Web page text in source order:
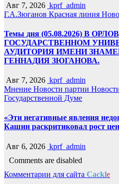
Авг 7, 2026 kprf_admin
Г.А.Зюганов Красная линия
Темы дня (05.08.2026) В
ГОСУДАРСТВЕННОМ
АУДИТОРИЯ ИМЕНИ
ГЕННАДИЯ ЗЮГАНОВА.
Авг 7, 2026 kprf_admin
Мнение Новости партии
Государственной Думе
«Эти негативные явления
Кашин раскритиковал рост
Авг 6, 2026 kprf_admin
Comments are disabled
Комментарии для сайта Cackle